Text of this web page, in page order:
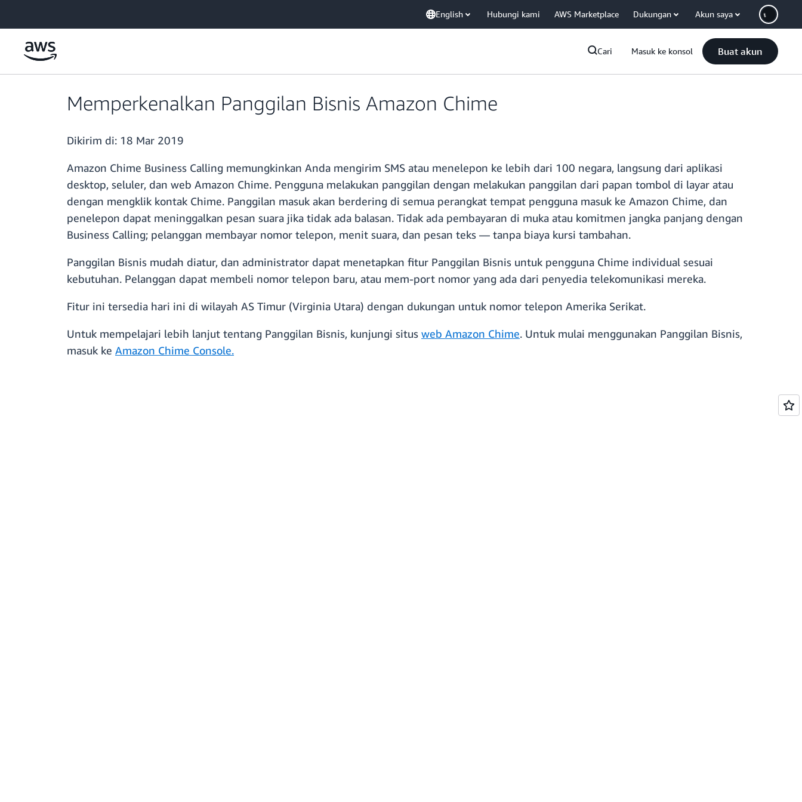
English Hubungi kami AWS Marketplace Dukungan Akun saya
Cari Masuk ke konsol Buat akun
Memperkenalkan Panggilan Bisnis Amazon Chime
Dikirim di: 18 Mar 2019
Amazon Chime Business Calling memungkinkan Anda mengirim SMS atau menelepon ke lebih dari 100 negara, langsung dari aplikasi
desktop, seluler, dan web Amazon Chime. Pengguna melakukan panggilan dengan melakukan panggilan dari papan tombol di layar atau
dengan mengklik kontak Chime. Panggilan masuk akan berdering di semua perangkat tempat pengguna masuk ke Amazon Chime, dan
penelepon dapat meninggalkan pesan suara jika tidak ada balasan. Tidak ada pembayaran di muka atau komitmen jangka panjang dengan
Business Calling; pelanggan membayar nomor telepon, menit suara, dan pesan teks — tanpa biaya kursi tambahan.
Panggilan Bisnis mudah diatur, dan administrator dapat menetapkan fitur Panggilan Bisnis untuk pengguna Chime individual sesuai
kebutuhan. Pelanggan dapat membeli nomor telepon baru, atau mem-port nomor yang ada dari penyedia telekomunikasi mereka.
Fitur ini tersedia hari ini di wilayah AS Timur (Virginia Utara) dengan dukungan untuk nomor telepon Amerika Serikat.
Untuk mempelajari lebih lanjut tentang Panggilan Bisnis, kunjungi situs web Amazon Chime. Untuk mulai menggunakan Panggilan Bisnis,
masuk ke Amazon Chime Console.